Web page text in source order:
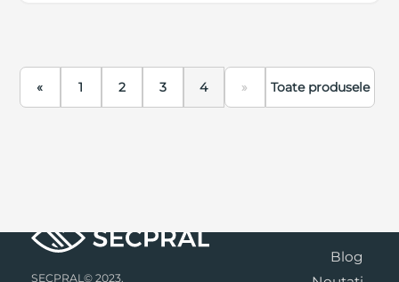
« 1 2 3 4 » Toate produsele
SECPRAL© 2023.
Blog